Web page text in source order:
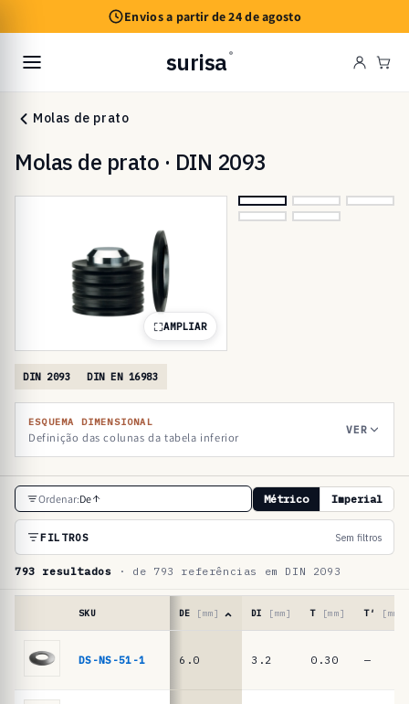
conteúdo
Envios a partir de 24 de agosto
surisa ®
Molas de prato
Molas de prato · DIN 2093
AMPLIAR
DIN 2093 DIN EN 16983
ESQUEMA DIMENSIONAL
Definição das colunas da tabela inferior
VER
T
a
e
l
Ordenar:De Métrico Imperial
FILTROS Sem filtros
793 resultados · de 793 referências em DIN 2093
SKU DE [mm] DI [mm] T [mm] T′ [mm]
DS-NS-51-1 6.0 3.2 0.30 —